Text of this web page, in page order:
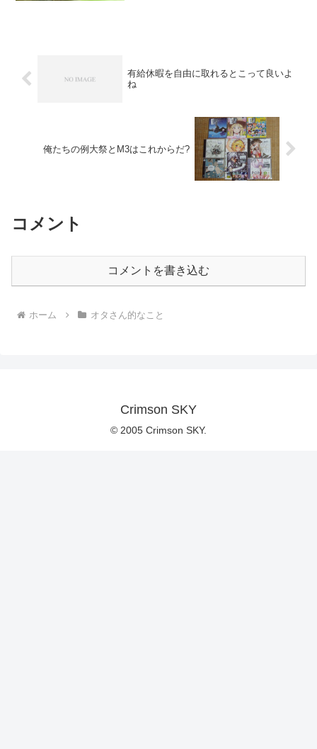
有給休暇を自由に取れるとこって良いよ
ね
俺たちの例大祭とM3はこれからだ?
コメント
コメントを書き込む
ホーム オタさん的なこと
Crimson SKY
© 2005 Crimson SKY.